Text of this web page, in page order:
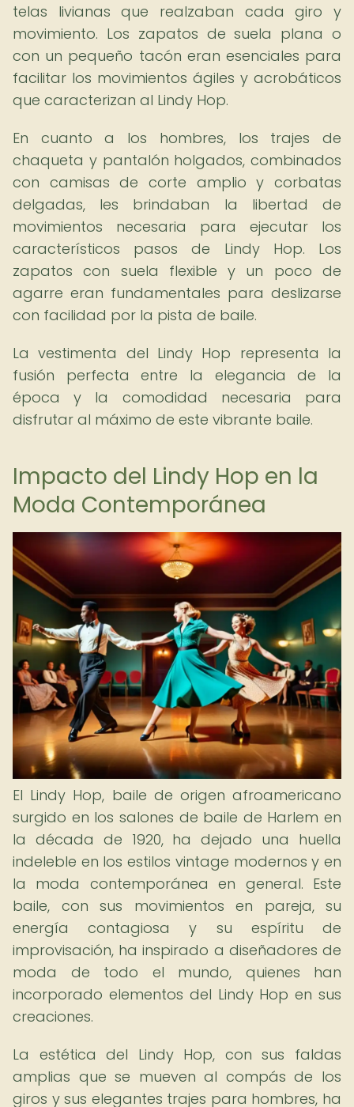
telas livianas que realzaban cada giro y
movimiento. Los zapatos de suela plana o
con un pequeño tacón eran esenciales para
facilitar los movimientos ágiles y acrobáticos
que caracterizan al Lindy Hop.
En cuanto a los hombres, los trajes de
chaqueta y pantalón holgados, combinados
con camisas de corte amplio y corbatas
delgadas, les brindaban la libertad de
movimientos necesaria para ejecutar los
característicos pasos de Lindy Hop. Los
zapatos con suela flexible y un poco de
agarre eran fundamentales para deslizarse
con facilidad por la pista de baile.
La vestimenta del Lindy Hop representa la
fusión perfecta entre la elegancia de la
época y la comodidad necesaria para
disfrutar al máximo de este vibrante baile.
Impacto del Lindy Hop en la
Moda Contemporánea
El Lindy Hop, baile de origen afroamericano
surgido en los salones de baile de Harlem en
la década de 1920, ha dejado una huella
indeleble en los estilos vintage modernos y en
la moda contemporánea en general. Este
baile, con sus movimientos en pareja, su
energía contagiosa y su espíritu de
improvisación, ha inspirado a diseñadores de
moda de todo el mundo, quienes han
incorporado elementos del Lindy Hop en sus
creaciones.
La estética del Lindy Hop, con sus faldas
amplias que se mueven al compás de los
giros y sus elegantes trajes para hombres, ha